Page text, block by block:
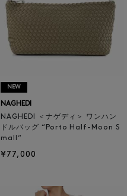
NEW
NAGHEDI
NAGHEDI ＜ナゲディ＞ ワンハン
ドルバッグ “Porto Half-Moon S
mall“
¥77,000